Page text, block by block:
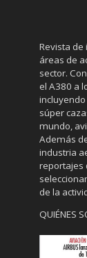
Revista
áreas de
sector.
el A380 a
súper
mundo,
Además
industria
reportajes
de la
QUIÉNES